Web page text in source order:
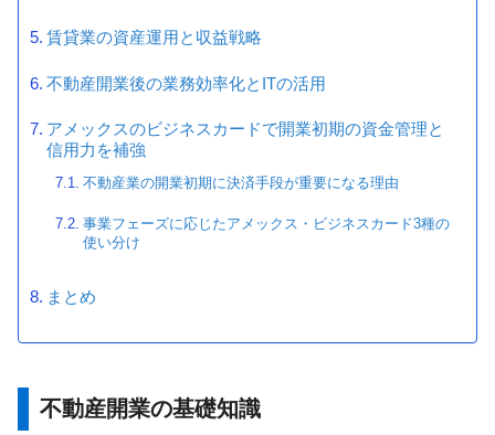
賃貸業の資産運用と収益戦略
不動産開業後の業務効率化とITの活用
アメックスのビジネスカードで開業初期の資金管理と
信用力を補強
不動産業の開業初期に決済手段が重要になる理由
事業フェーズに応じたアメックス・ビジネスカード3種の
使い分け
まとめ
不動産開業の基礎知識